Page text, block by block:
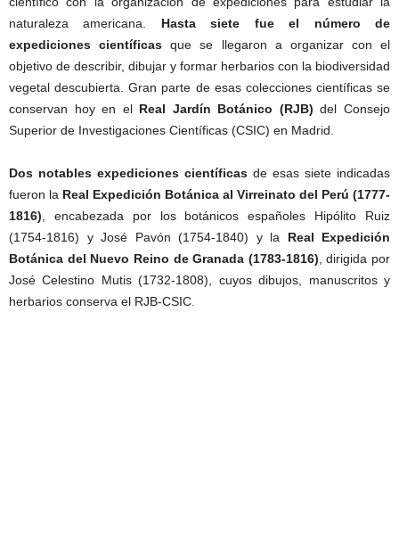
naturaleza americana. Hasta siete fue el número de
expediciones científicas que se llegaron a organizar con el
objetivo de describir, dibujar y formar herbarios con la biodiversidad
vegetal descubierta. Gran parte de esas colecciones científicas se
conservan hoy en el Real Jardín Botánico (RJB)del Consejo
Superior de Investigaciones Científicas (CSIC) en Madrid.
Dos notables expediciones científicas de esas siete indicadas
fueron la Real Expedición Botánica al Virreinato del Perú (1777-
1816) , encabezada por los botánicos españoles Hipólito Ruiz
(1754-1816) y José Pavón (1754-1840) y la Real Expedición
Botánica del Nuevo Reino de Granada (1783-1816) , dirigida por
José Celestino Mutis (1732-1808), cuyos dibujos, manuscritos y
herbarios conserva el RJB-CSIC.